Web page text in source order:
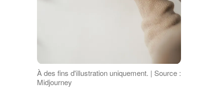
À des fins d'illustration uniquement. | Source :
Midjourney